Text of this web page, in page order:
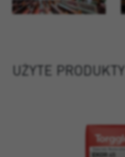
UŻYTE PRODUKTY